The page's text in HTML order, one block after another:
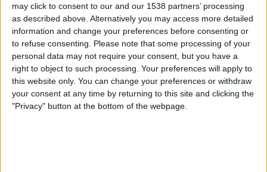
may click to consent to our and our 1538 partners’ processing
as described above. Alternatively you may access more detailed
information and change your preferences before consenting or
to refuse consenting.
Please note that some processing of your
personal data may not require your consent, but you have a
right to object to such processing. Your preferences will apply to
this website only. You can change your preferences or withdraw
your consent at any time by returning to this site and clicking the
"Privacy" button at the bottom of the webpage.
Entrevista a fons al president d'Òmnium Cultural i de la Federació
Llull
PerMoisés Pérez
La temptació de la Renaixença
Els renaixentistes eren tan catalans com espanyols, se sentien
còmodes en Espanya
PerBlanca Garcia-Oliver